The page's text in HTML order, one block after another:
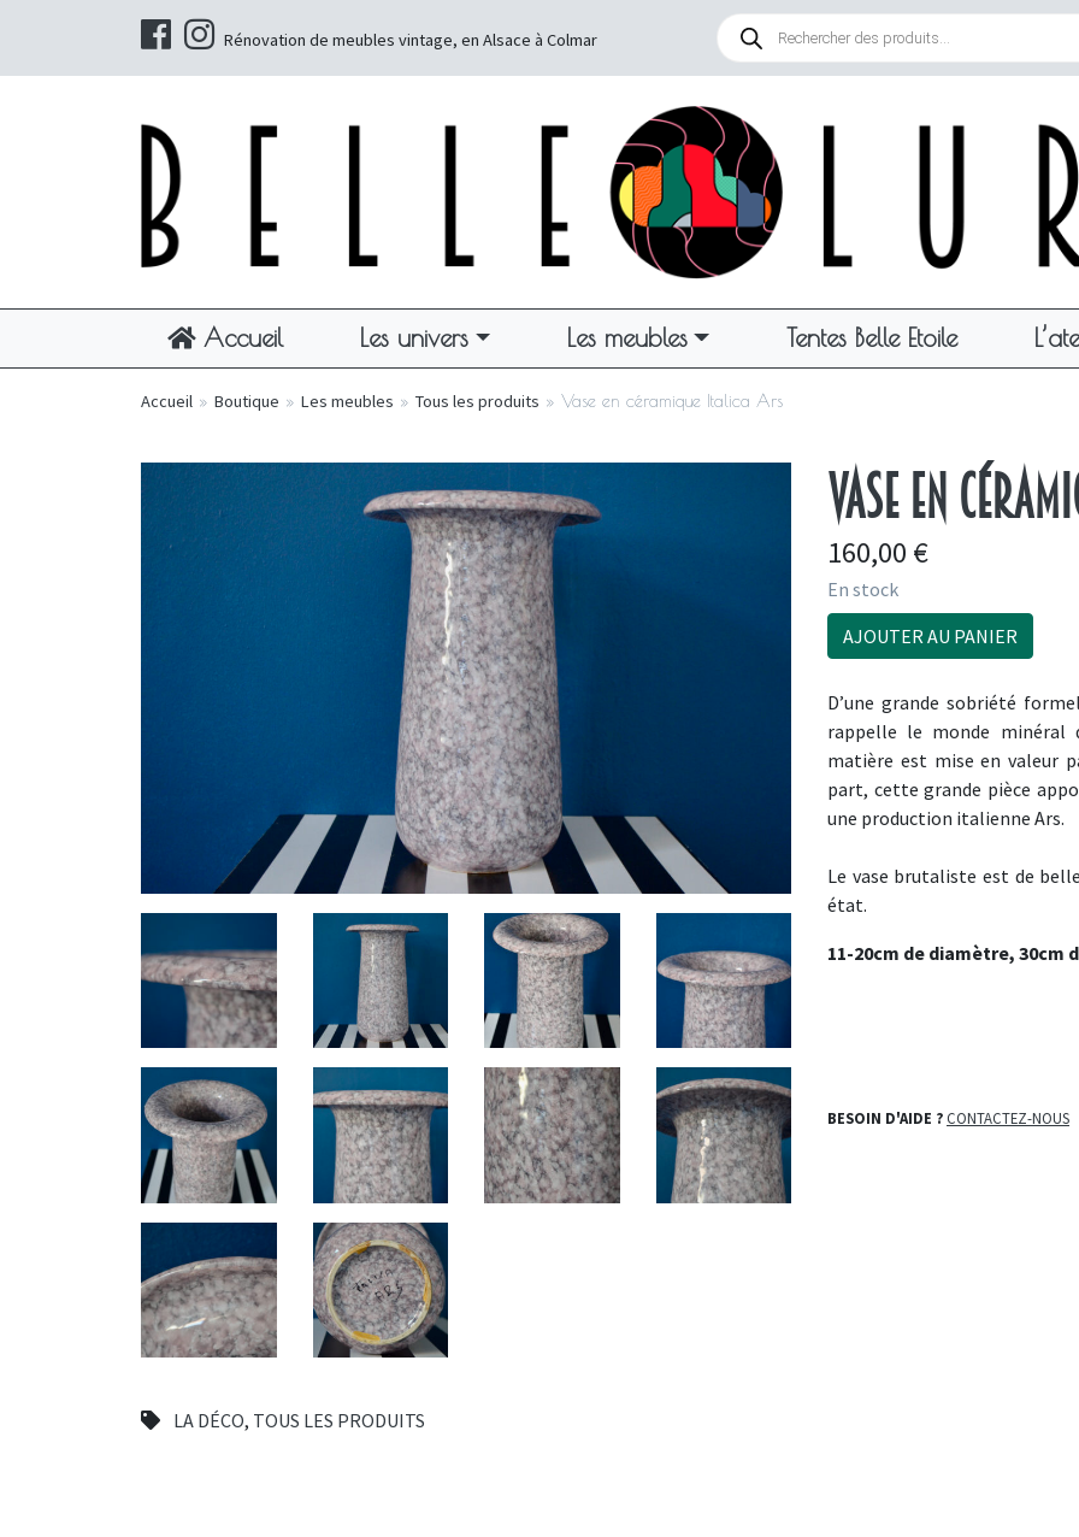
Rénovation de meubles vintage, en Alsace à Colmar
Recherche
produits
Accueil Les univers Les meubles Tentes Belle Etoile
Accueil » Boutique » Les meubles » Tous les produits » Vase en céramique Italica Ars
LA DÉCO, TOUS LES PRODUITS
Vase en
160,00 €
En stock
AJOUTER AU PANIER
D’une grande sobriété
rappelle le monde minéral
matière est mise en valeur
part, cette grande pièce
une production italienne Ars.
Le vase brutaliste est de
état.
11-20cm de diamètre, 30cm
BESOIN D'AIDE ?CONTACTEZ-NOUS